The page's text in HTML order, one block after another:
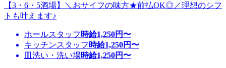
【3・6・5酒場】＼おサイフの味方★前払OK◎／理想のシフ
トも叶えます♪
ホールスタッフ 時給1,250円〜
キッチンスタッフ 時給1,250円〜
皿洗い・洗い場時給1,250円〜